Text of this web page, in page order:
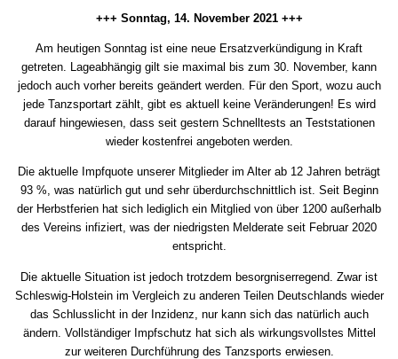
+++ Sonntag, 14. November 2021 +++
Am heutigen Sonntag ist eine neue Ersatzverkündigung in Kraft
getreten. Lageabhängig gilt sie maximal bis zum 30. November, kann
jedoch auch vorher bereits geändert werden. Für den Sport, wozu auch
jede Tanzsportart zählt, gibt es aktuell keine Veränderungen! Es wird
darauf hingewiesen, dass seit gestern Schnelltests an Teststationen
wieder kostenfrei angeboten werden.
Die aktuelle Impfquote unserer Mitglieder im Alter ab 12 Jahren beträgt
93 %, was natürlich gut und sehr überdurchschnittlich ist. Seit Beginn
der Herbstferien hat sich lediglich ein Mitglied von über 1200 außerhalb
des Vereins infiziert, was der niedrigsten Melderate seit Februar 2020
entspricht.
Die aktuelle Situation ist jedoch trotzdem besorgniserregend. Zwar ist
Schleswig-Holstein im Vergleich zu anderen Teilen Deutschlands wieder
das Schlusslicht in der Inzidenz, nur kann sich das natürlich auch
ändern. Vollständiger Impfschutz hat sich als wirkungsvollstes Mittel
zur weiteren Durchführung des Tanzsports erwiesen.